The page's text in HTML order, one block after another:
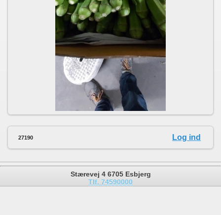
27190 Log ind
Stærevej 4 6705 Esbjerg
Tlf. 74590000